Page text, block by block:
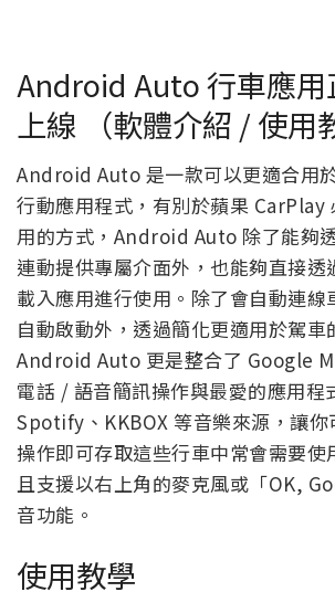
Android Auto 行車應用
上線 （軟體介紹 / 使用
Android Auto 是一款可以更適合用
行動應用程式，有別於蘋果 CarPlay
用的方式，Android Auto 除了能夠
連動提供專屬介面外，也能夠直接透
載入應用進行使用。除了會自動連線
自動啟動外，透過簡化更適用於駕車
Android Auto 更是整合了 Google
電話 / 語音簡訊操作與最愛的應用程
Spotify、KKBOX 等音樂來源，讓你
操作即可存取這些行車中常會需要使
且支援以右上角的麥克風或「OK,
音功能。
使用教學